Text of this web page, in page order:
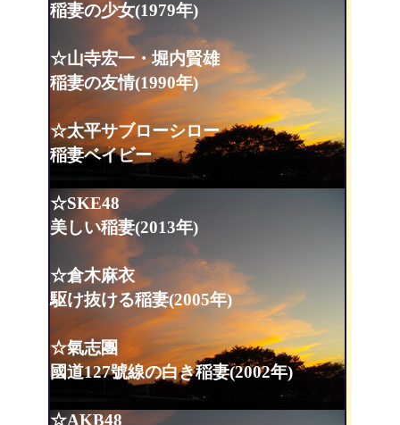
稲妻の少女(1979年)
☆山寺宏一・堀内賢雄
稲妻の友情(1990年)
☆太平サブローシロー
稲妻ベイビー
☆SKE48
美しい稲妻(2013年)
☆倉木麻衣
駆け抜ける稲妻(2005年)
☆氣志團
國道127號線の白き稲妻(2002年)
☆AKB48